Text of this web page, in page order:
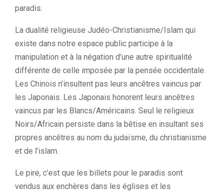
paradis.
La dualité religieuse Judéo-Christianisme/Islam qui
existe dans notre espace public participe à la
manipulation et à la négation d’une autre spiritualité
différente de celle imposée par la pensée occidentale.
Les Chinois n’insultent pas leurs ancêtres vaincus par
les Japonais. Les Japonais honorent leurs ancêtres
vaincus par les Blancs/Américains. Seul le religieux
Noirs/Africain persiste dans la bêtise en insultant ses
propres ancêtres au nom du judaïsme, du christianisme
et de l’islam.
Le pire, c’est que les billets pour le paradis sont
vendus aux enchères dans les églises et les